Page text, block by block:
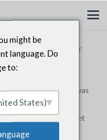
professionele manier
het volledige team
team was zeer
voor kandidaten was
bij de
We vonden het
van kandidaten
might be
language. Do
to:
States)